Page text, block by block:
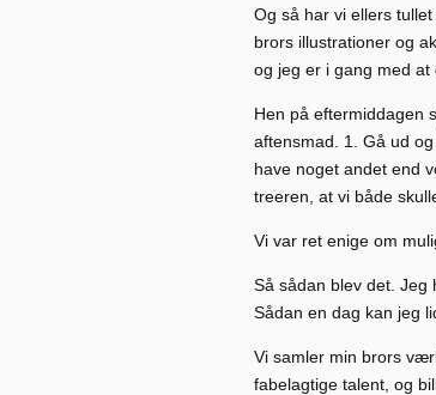
Og så har vi ellers
brors illustrationer og
og jeg er i gang med at
Hen på eftermiddagen
aftensmad. 1. Gå ud
have noget andet end
treeren, at vi både
Vi var ret enige om
Så sådan blev det. Jeg
Sådan en dag kan jeg
Vi samler min brors
fabelagtige talent, og